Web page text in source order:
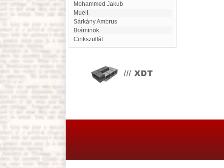
Mohammed Jakub
Muell.
Sárkány Ambrus
Bráminok
Cinkszulfát